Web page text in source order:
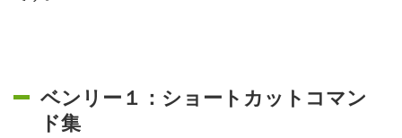
ベンリー１：ショートカットコマン
ド集